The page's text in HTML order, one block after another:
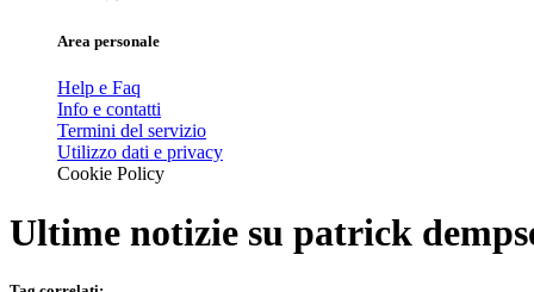
Area personale
Help e Faq
Info e contatti
Termini del servizio
Utilizzo dati e privacy
Cookie Policy
Ultime notizie su patrick